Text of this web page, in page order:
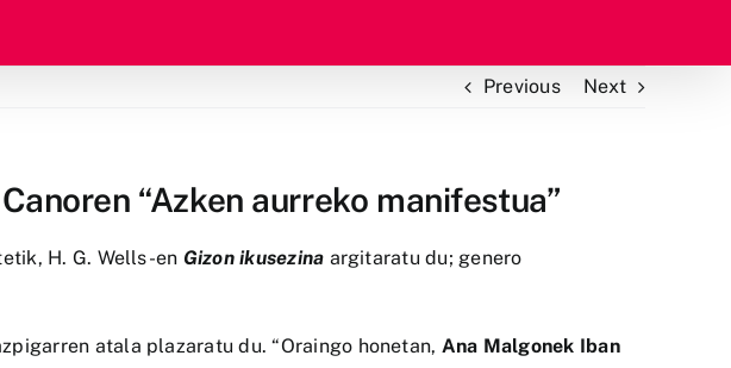
Previous Next
“Azken aurreko manifestua”
H. G. Wells-en Gizon ikusezina argitaratu du; genero
atala plazaratu du. “Oraingo honetan, Ana Malgonek Iban